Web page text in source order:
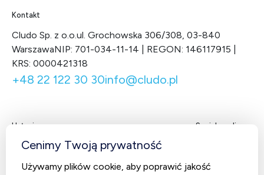
Kontakt
Cludo Sp. z o.o.ul. Grochowska 306/308, 03-840
WarszawaNIP: 701-034-11-14 | REGON: 146117915 |
KRS: 0000421318
+48 22 122 30 30info@cludo.pl
Usługi
Contact Center
CludoCRM
Social media
Cenimy Twoją prywatność
Używamy plików cookie, aby poprawić jakość